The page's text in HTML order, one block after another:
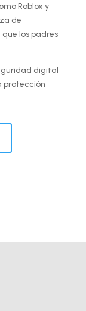
Roblox y
de
los padres
digital
protección